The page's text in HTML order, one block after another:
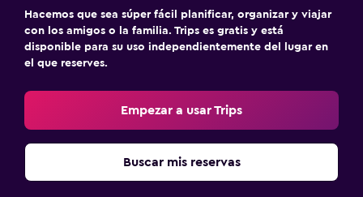
Hacemos que sea súper fácil planificar, organizar y viajar
con los amigos o la familia. Trips es gratis y está
disponible para su uso independientemente del lugar en
el que reserves.
Empezar a usar Trips
Buscar mis reservas